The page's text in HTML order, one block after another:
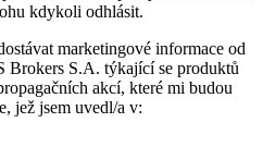
kdykoli odhlásit.
marketingové informace od
S.A. týkající se produktů
akcí, které mi budou
jež jsem uvedl/a v: